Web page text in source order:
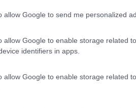
allow Google to send me personalized
allow Google to enable storage related
identifiers in apps.
allow Google to enable storage related
il19/08/2019
- 21/05/2017 (11 giorni)